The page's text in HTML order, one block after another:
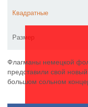
Квадратные
Размер
Флагманы немецкой
представили свой
большом сольном